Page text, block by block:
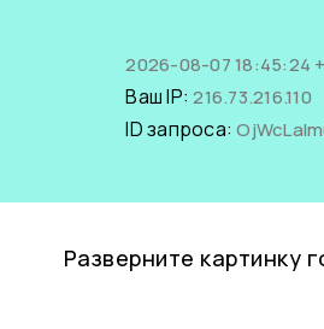
2026-08-07 18:45:24
Ваш IP:216.73.216.110
ID запроса:
Разверните картинку